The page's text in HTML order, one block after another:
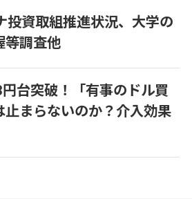
投資取組推進状況、大学の
等調査他
円台突破！「有事のドル買
止まらないのか？介入効果